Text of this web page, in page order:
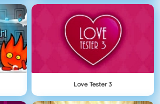
Love Tester 3